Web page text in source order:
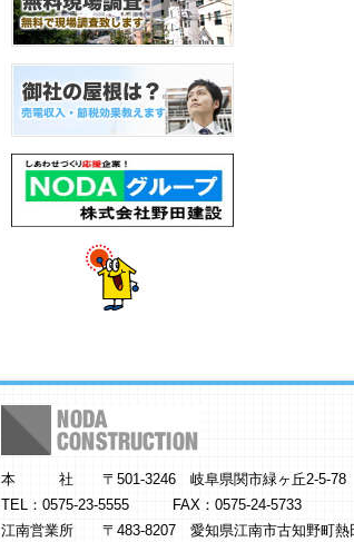
本 社 〒501-3246 岐阜県関市緑ヶ丘2-5-78
TEL：0575-23-5555 FAX：0575-24-5733
江南営業所 〒483-8207 愛知県江南市古知野町熱